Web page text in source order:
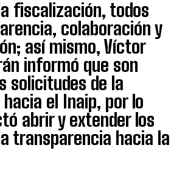
fiscalización, todos
colaboración y
así mismo, Víctor
informó que son
solicitudes de la
el Inaip, por lo
abrir y extender los
transparencia hacia la